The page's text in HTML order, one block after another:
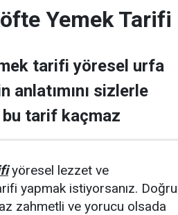
Yemek Tarifi
tarifi yöresel urfa
sizlerle
bu tarif kaçmaz
yöresel lezzet ve
yapmak istiyorsanız. Doğru
zahmetli ve yorucu olsada